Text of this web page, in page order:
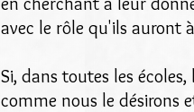
avec le rôle qu'ils auront
Si, dans toutes les
comme nous le désirons